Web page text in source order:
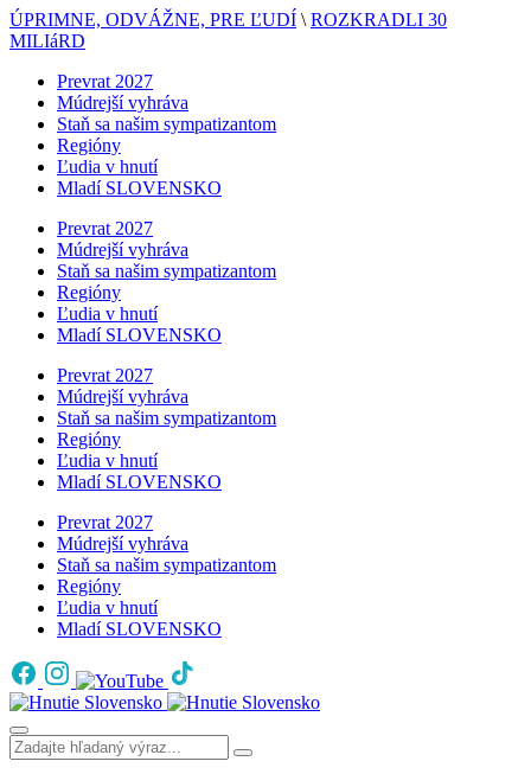
ÚPRIMNE, ODVÁŽNE, PRE ĽUDÍ \ ROZKRADLI 30
MILIáRD
Prevrat 2027
Múdrejší vyhráva
Staň sa našim sympatizantom
Regióny
Ľudia v hnutí
Mladí SLOVENSKO
Prevrat 2027
Múdrejší vyhráva
Staň sa našim sympatizantom
Regióny
Ľudia v hnutí
Mladí SLOVENSKO
Prevrat 2027
Múdrejší vyhráva
Staň sa našim sympatizantom
Regióny
Ľudia v hnutí
Mladí SLOVENSKO
Prevrat 2027
Múdrejší vyhráva
Staň sa našim sympatizantom
Regióny
Ľudia v hnutí
Mladí SLOVENSKO